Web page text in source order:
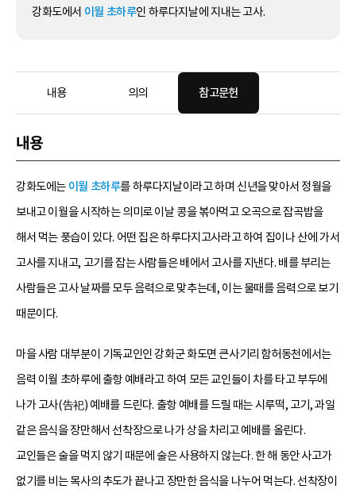
강화도에서 이월 초하루인 하루다지날에 지내는 고사.
내용 의의 참고문헌
내용
강화도에는 이월 초하루를 하루다지날이라고 하며 신년을 맞아서 정월을
보내고 이월을 시작하는 의미로 이날 콩을 볶아먹고 오곡으로 잡곡밥을
해서 먹는 풍습이 있다. 어떤 집은 하루다지고사라고 하여 집이나 산에 가서
고사를 지내고, 고기를 잡는 사람들은 배에서 고사를 지낸다. 배를 부리는
사람들은 고사 날짜를 모두 음력으로 맞추는데, 이는 물때를 음력으로 보기
때문이다.
마을 사람 대부분이 기독교인인 강화군 화도면 큰사기리 함허동천에서는
음력 이월 초하루에 출항 예배라고 하여 모든 교인들이 차를 타고 부두에
나가 고사(告祀) 예배를 드린다. 출항 예배를 드릴 때는 시루떡, 고기, 과일
같은 음식을 장만해서 선착장으로 나가 상을 차리고 예배를 올린다.
교인들은 술을 먹지 않기 때문에 술은 사용하지 않는다. 한 해 동안 사고가
없기를 비는 목사의 추도가 끝나고 장만한 음식을 나누어 먹는다. 선착장이